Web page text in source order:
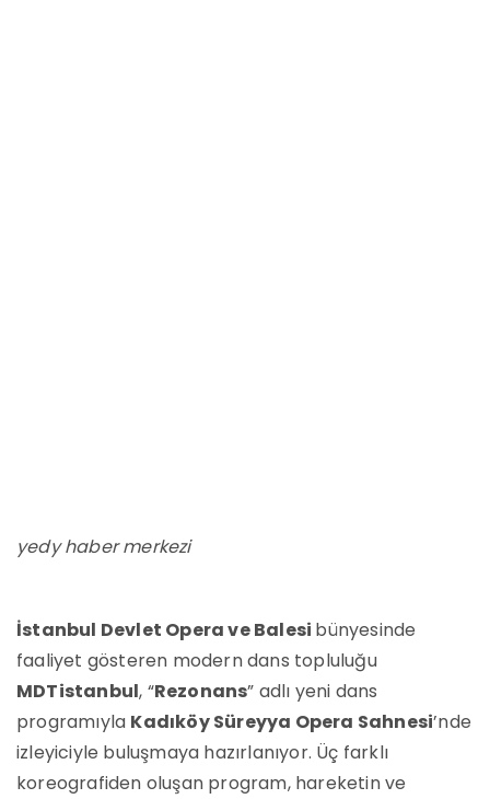
yedy haber merkezi
İstanbul Devlet Opera ve Balesi bünyesinde
faaliyet gösteren modern dans topluluğu
MDTistanbul, “Rezonans” adlı yeni dans
programıyla Kadıköy Süreyya Opera Sahnesi’nde
izleyiciyle buluşmaya hazırlanıyor. Üç farklı
koreografiden oluşan program, hareketin ve